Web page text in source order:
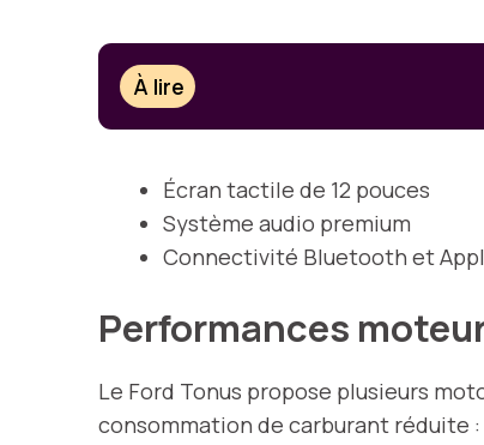
À lire
Écran tactile de 12 pouces
Système audio premium
Connectivité Bluetooth et
Performances
Le Ford Tonus propose plusieurs
consommation de carburant réduite :